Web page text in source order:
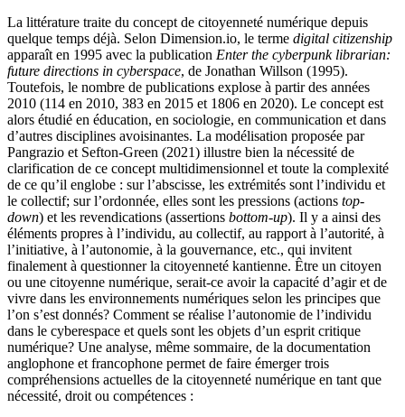
La littérature traite du concept de citoyenneté numérique depuis
quelque temps déjà. Selon Dimension.io, le terme digital citizenship
apparaît en 1995 avec la publication Enter the cyberpunk librarian:
future directions in cyberspace, de Jonathan Willson (1995).
Toutefois, le nombre de publications explose à partir des années
2010 (114 en 2010, 383 en 2015 et 1806 en 2020). Le concept est
alors étudié en éducation, en sociologie, en communication et dans
d’autres disciplines avoisinantes. La modélisation proposée par
Pangrazio et Sefton-Green (2021) illustre bien la nécessité de
clarification de ce concept multidimensionnel et toute la complexité
de ce qu’il englobe : sur l’abscisse, les extrémités sont l’individu et
le collectif; sur l’ordonnée, elles sont les pressions (actions top-
down) et les revendications (assertions bottom-up). Il y a ainsi des
éléments propres à l’individu, au collectif, au rapport à l’autorité, à
l’initiative, à l’autonomie, à la gouvernance, etc., qui invitent
finalement à questionner la citoyenneté kantienne. Être un citoyen
ou une citoyenne numérique, serait-ce avoir la capacité d’agir et de
vivre dans les environnements numériques selon les principes que
l’on s’est donnés? Comment se réalise l’autonomie de l’individu
dans le cyberespace et quels sont les objets d’un esprit critique
numérique? Une analyse, même sommaire, de la documentation
anglophone et francophone permet de faire émerger trois
compréhensions actuelles de la citoyenneté numérique en tant que
nécessité, droit ou compétences :